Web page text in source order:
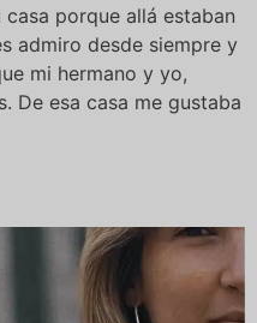
porque allá estaban
admiro desde siempre y
mi hermano y yo,
De esa casa me gustaba